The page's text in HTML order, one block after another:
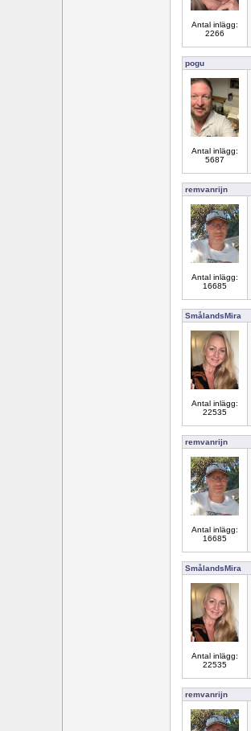
Antal inlägg:
2266
pogu
Antal inlägg:
5687
remvanrijn
Antal inlägg:
16685
SmålandsMira
Antal inlägg:
22535
remvanrijn
Antal inlägg:
16685
SmålandsMira
Antal inlägg:
22535
remvanrijn